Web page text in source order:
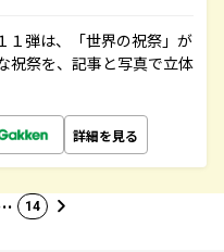
１弾は、「世界の祝祭」が
祝祭を、記事と写真で立体
詳細を見る
14